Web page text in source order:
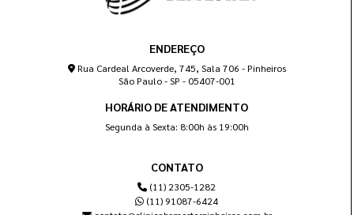
ENDEREÇO
Rua Cardeal Arcoverde, 745, Sala 706 - Pinheiros
São Paulo - SP - 05407-001
HORÁRIO DE ATENDIMENTO
Segunda à Sexta: 8:00h às 19:00h
CONTATO
(11) 2305-1282
(11) 91087-6424